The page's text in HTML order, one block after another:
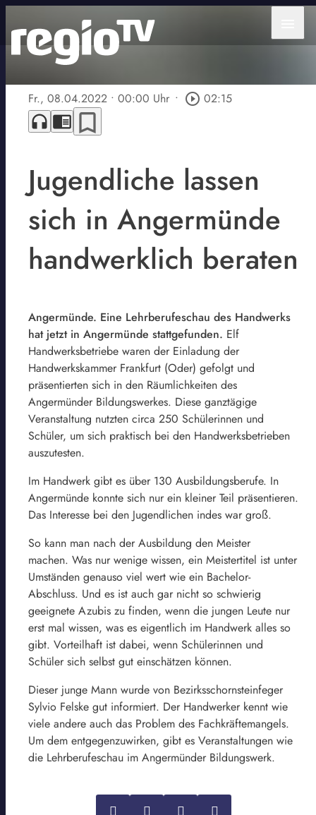
Fr., 08.04.2022 • 00:00 Uhr • play_circle_outline 02:15
headphones chrome_reader_mode bookmark_border
Jugendliche lassen
sich in Angermünde
handwerklich beraten
Angermünde. Eine Lehrberufeschau des Handwerks
hat jetzt in Angermünde stattgefunden. Elf
Handwerksbetriebe waren der Einladung der
Handwerkskammer Frankfurt (Oder) gefolgt und
präsentierten sich in den Räumlichkeiten des
Angermünder Bildungswerkes. Diese ganztägige
Veranstaltung nutzten circa 250 Schülerinnen und
Schüler, um sich praktisch bei den Handwerksbetrieben
auszutesten.
Im Handwerk gibt es über 130 Ausbildungsberufe. In
Angermünde konnte sich nur ein kleiner Teil präsentieren.
Das Interesse bei den Jugendlichen indes war groß.
So kann man nach der Ausbildung den Meister
machen. Was nur wenige wissen, ein Meistertitel ist unter
Umständen genauso viel wert wie ein Bachelor-
Abschluss. Und es ist auch gar nicht so schwierig
geeignete Azubis zu finden, wenn die jungen Leute nur
erst mal wissen, was es eigentlich im Handwerk alles so
gibt. Vorteilhaft ist dabei, wenn Schülerinnen und
Schüler sich selbst gut einschätzen können.
Dieser junge Mann wurde von Bezirksschornsteinfeger
Sylvio Felske gut informiert. Der Handwerker kennt wie
viele andere auch das Problem des Fachkräftemangels.
Um dem entgegenzuwirken, gibt es Veranstaltungen wie
die Lehrberufeschau im Angermünder Bildungswerk.